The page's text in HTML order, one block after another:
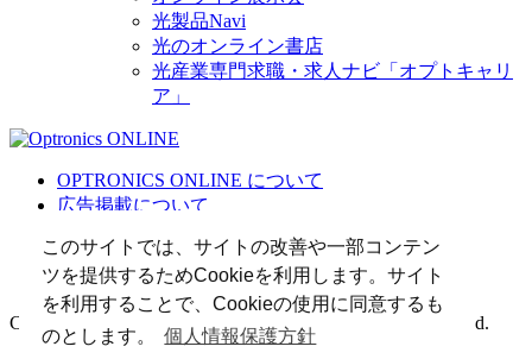
このサイトでは、サイトの改善や一部コンテン
ツを提供するためCookieを利用します。サイト
を利用することで、Cookieの使用に同意するも
のとします。
個人情報保護方針
光製品Navi
光のオンライン書店
光産業専門求職・求人ナビ「オプトキャリ
ア」
OPTRONICS ONLINE について
広告掲載について
個人情報
光関連リンク集
Copyright (C) 2025 The Optronics Co., Ltd. All rights reserved.